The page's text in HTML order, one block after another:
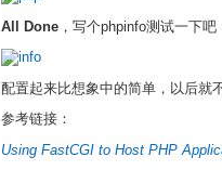
All Done ，写个phpinfo测试一下吧
配置起来比想象中的简单，以后就
参考链接：
Using FastCGI to Host PHP